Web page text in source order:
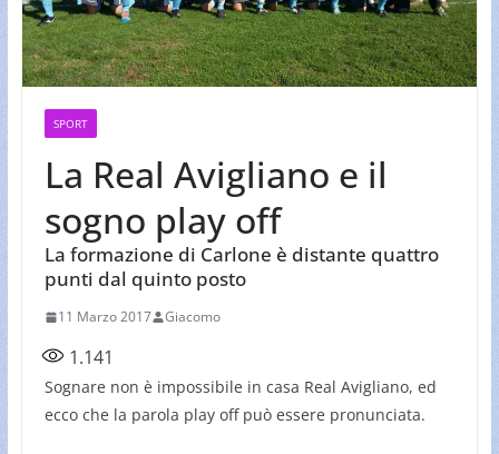
SPORT
La Real Avigliano e il
sogno play off
La formazione di Carlone è distante quattro
punti dal quinto posto
11 Marzo 2017 Giacomo
1.141
Sognare non è impossibile in casa Real Avigliano, ed
ecco che la parola play off può essere pronunciata.